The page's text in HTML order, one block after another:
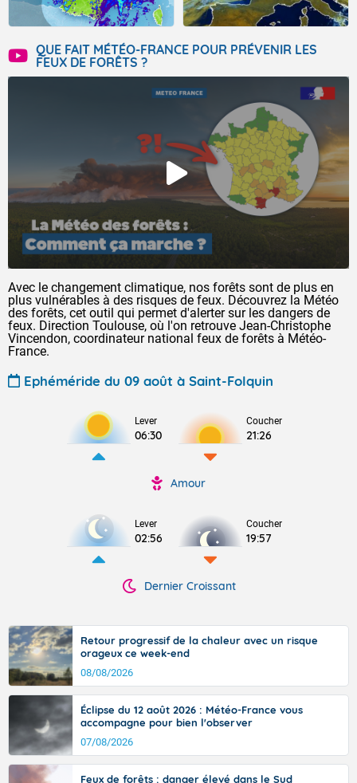
QUE FAIT MÉTÉO-FRANCE POUR PRÉVENIR LES
FEUX DE FORÊTS ?
Avec le changement climatique, nos forêts sont de plus en
plus vulnérables à des risques de feux. Découvrez la Météo
des forêts, cet outil qui permet d'alerter sur les dangers de
feux. Direction Toulouse, où l'on retrouve Jean-Christophe
Vincendon, coordinateur national feux de forêts à Météo-
France.
Ephéméride du 09 août à Saint-Folquin
Lever
06:30
Coucher
21:26
Amour
Lever
02:56
Coucher
19:57
Dernier Croissant
Retour progressif de la chaleur avec un risque
orageux ce week-end
08/08/2026
Éclipse du 12 août 2026 : Météo-France vous
accompagne pour bien l'observer
07/08/2026
Feux de forêts : danger élevé dans le Sud